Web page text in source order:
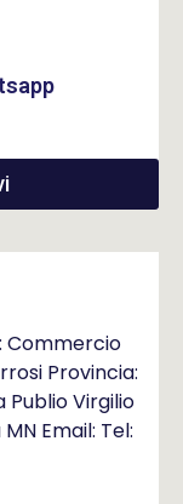
Commercio
Provincia:
Publio Virgilio
Email: Tel: